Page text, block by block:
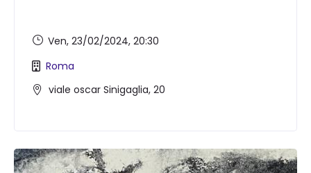
viale oscar Sinigaglia, 20
Roma
Ven, 23/02/2024, 20:30